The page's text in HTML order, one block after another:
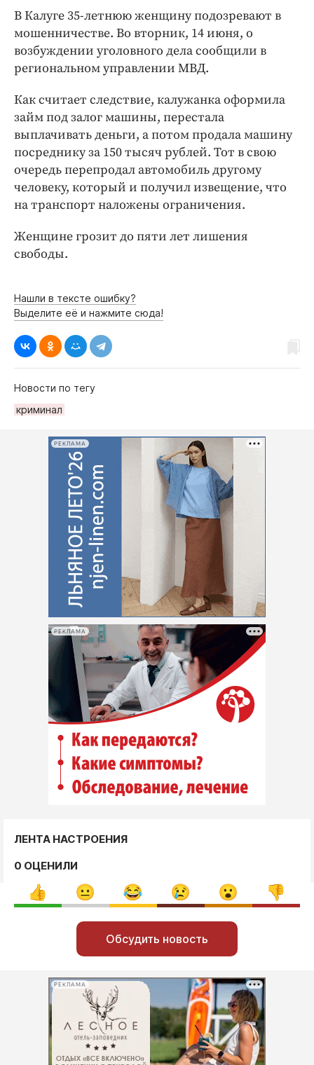
Экономика и бизнес
ПРОЕКТЫ
Блоги
Медиаперсона
Интересное чтиво
Клиника года
Бренд года
Работодатель года
В Калуге 35-летнюю женщину подозревают в
мошенничестве. Во вторник, 14 июня, о
возбуждении уголовного дела сообщили в
региональном управлении МВД.
Как считает следствие, калужанка оформила
займ под залог машины, перестала
выплачивать деньги, а потом продала машину
посреднику за 150 тысяч рублей. Тот в свою
очередь перепродал автомобиль другому
человеку, который и получил извещение, что
на транспорт наложены ограничения.
Женщине грозит до пяти лет лишения
свободы.
Нашли в тексте ошибку?
Выделите её и нажмите сюда!
Новости по тегу
криминал
РЕКЛАМА
РЕКЛАМА
ЛЕНТА НАСТРОЕНИЯ
0 ОЦЕНИЛИ
Обсудить новость
РЕКЛАМА